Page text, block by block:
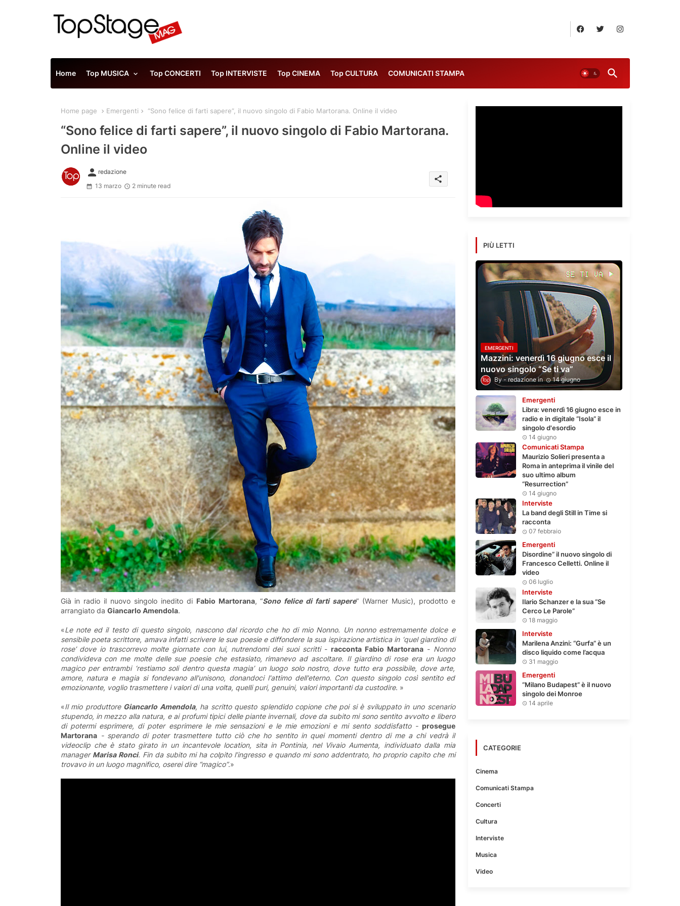
Home Top MUSICA Top CONCERTI Top INTERVISTE Top CINEMA Top CULTURA COMUNICATI STAMPA
Home page Emergenti “Sono felice di farti sapere”, il nuovo singolo di Fabio Martorana. Online il video
“Sono felice di farti sapere”, il nuovo singolo di Fabio Martorana.
Online il video
person redazione
13 marzo
2 minute read
share
Già in radio il nuovo singolo inedito di Fabio Martorana, “Sono felice di farti sapere” (Warner Music), prodotto e
arrangiato da Giancarlo Amendola.
«Le note ed il testo di questo singolo, nascono dal ricordo che ho di mio Nonno. Un nonno estremamente dolce e
sensibile poeta scrittore, amava infatti scrivere le sue poesie e diffondere la sua ispirazione artistica in ‘quel giardino di
rose’ dove io trascorrevo molte giornate con lui, nutrendomi dei suoi scritti- racconta Fabio Martorana- Nonno
condivideva con me molte delle sue poesie che estasiato, rimanevo ad ascoltare. Il giardino di rose era un luogo
magico per entrambi ‘restiamo soli dentro questa magia’ un luogo solo nostro, dove tutto era possibile, dove arte,
amore, natura e magia si fondevano all'unisono, donandoci l'attimo dell'eterno. Con questo singolo così sentito ed
emozionante, voglio trasmettere i valori di una volta, quelli puri, genuini, valori importanti da custodire. »
«Il mio produttore Giancarlo Amendola, ha scritto questo splendido copione che poi si è sviluppato in uno scenario
stupendo, in mezzo alla natura, e ai profumi tipici delle piante invernali, dove da subito mi sono sentito avvolto e libero
di potermi esprimere, di poter esprimere le mie sensazioni e le mie emozioni e mi sento soddisfatto - prosegue
Martorana- sperando di poter trasmettere tutto ciò che ho sentito in quei momenti dentro di me a chi vedrà il
videoclip che è stato girato in un incantevole location, sita in Pontinia, nel Vivaio Aumenta, individuato dalla mia
manager Marisa Ronci. Fin da subito mi ha colpito l’ingresso e quando mi sono addentrato, ho proprio capito che mi
trovavo in un luogo magnifico, oserei dire “magico”.»
PIÙ LETTI
EMERGENTI
Mazzini: venerdì 16 giugno esce il
nuovo singolo “Se ti va”
redazione 14 giugno
Emergenti
Libra: venerdì 16 giugno esce in
radio e in digitale “Isola” il
singolo d'esordio
14 giugno
Comunicati Stampa
Maurizio Solieri presenta a
Roma in anteprima il vinile del
suo ultimo album
“Resurrection”
14 giugno
Interviste
La band degli Still in Time si
racconta
07 febbraio
Emergenti
Disordine” il nuovo singolo di
Francesco Celletti. Online il
video
06 luglio
Interviste
Ilario Schanzer e la sua “Se
Cerco Le Parole”
18 maggio
Interviste
Marilena Anzini: “Gurfa” è un
disco liquido come l’acqua
31 maggio
Emergenti
“Milano Budapest” è il nuovo
singolo dei Monroe
14 aprile
CATEGORIE
Cinema
Comunicati Stampa
Concerti
Cultura
Interviste
Musica
Video